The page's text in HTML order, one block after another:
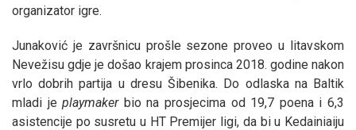
organizator igre.
Junaković je završnicu prošle sezone proveo u litavskom
Nevežisu gdje je došao krajem prosinca 2018. godine nakon
vrlo dobrih partija u dresu Šibenika. Do odlaska na Baltik
mladi jeplaymakerbio na prosjecima od 19,7 poena i 6,3
asistencije po susretu u HT Premijer ligi, da bi u Kedainiaiju